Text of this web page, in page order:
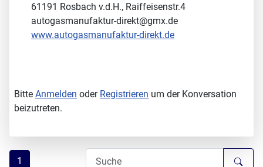
61191 Rosbach v.d.H., Raiffeisenstr.4
autogasmanufaktur-direkt@gmx.de
www.autogasmanufaktur-direkt.de
Bitte Anmelden oder Registrieren um der Konversation
beizutreten.
1